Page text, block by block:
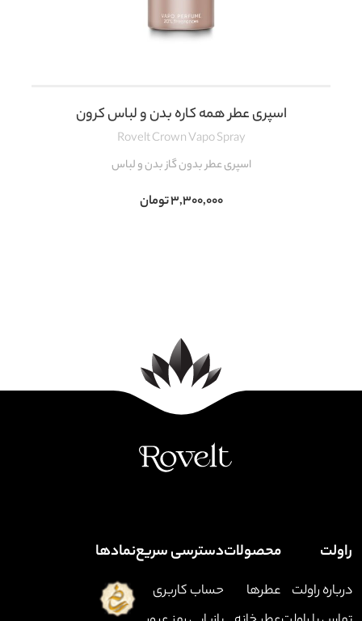
اسپری عطر همه کاره بدن و لباس کرون
Rovelt Crown Vapo Spray
اسپری عطر بدون گاز بدن و لباس
۳,۳۰۰,۰۰۰تومان
راولت
درباره راولت
محصولات
عطرها
دسترسی سریع
حساب کاربری
نماد‌ها